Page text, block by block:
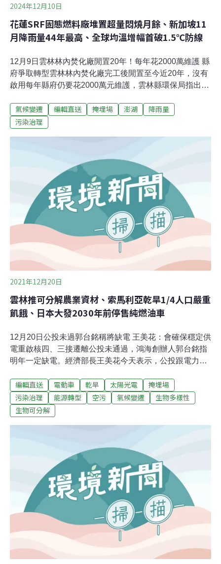
2024年12月10日
花蓮SRF固態燃料廠堆置超量悶燒月餘、新加坡11
月降雨量44年最高、全球均溫增幅首破1.5℃防線
12月9日雲林林內焚化廠閒置20年！每年花2000萬維護 縣
府爭取轉型雲林林內焚化廠完工後閒置至今近20年，沒有
啟用每年縣府仍要花2000萬元維護，雲林縣環保局指出，
棄物處理及露天燃燒問題，全案現向環境部爭取中。（自
由時報報導）玳瑁「友寶」、綠蠵龜「夏翠絲」擱淺康復
翠絲」，於基隆市望海巷沙灘，完成兩隻擱淺海龜的野放
作業。基市府產業發展處指出，玳瑁「友寶」於今年7月
18日擱淺於基隆八斗子大坪海岸，綠蠵龜「夏翠絲」則是
於今年10月6日於新北美豔山擱淺，兩隻海龜皆因漁網纏
繞和有明顯外傷，無法立即野放，隨即被送至中華鯨豚協
會的新北市海龜救傷站進行檢傷及復健。（自由時報報
氣候變遷 編輯直送 掩埋場 澎湖
降雨量
污染治理
2021年12月20日
雲林推可分解農業資材、索馬利亞乾旱1/4人口嚴重
飢餓、日本大發2030年前停售純燃油車
12月20日公投未過郭台銘稱將缺電 王美花：會確保穩定供
電重啟核四、三接遷離公投未通過，鴻海創辦人郭台銘指
明年一定缺電。經濟部長王美花今天表示，公投跟電力調
穩定供電。（中央社報導）國發會拚節能減碳 今年前11月
公文電子交換省郵資18億淨零碳排與減碳已成為全球熱門
的議題，國發會檔案局今發表自今年起執行為期五年的
「文書檔案智慧鏈結計畫」首年成果，根據統計，今年1
算，合計約18.71億元，顯見使用公文電子交換系統撙節郵
資支出的績效顯著。（經濟日報報導）
編輯直送 電動車 乾旱 太陽光電
掩埋場
污染治理
能源轉型 空污 氣候變遷
生物多樣性
生物可分解